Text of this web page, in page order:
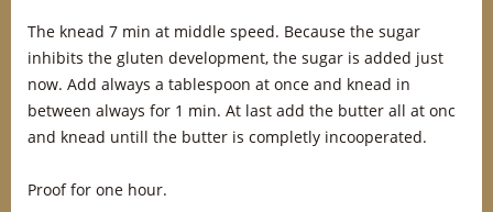
The knead 7 min at middle speed. Because the sugar
inhibits the gluten development, the sugar is added just
now. Add always a tablespoon at once and knead in
between always for 1 min. At last add the butter all at onc
and knead untill the butter is completly incooperated.
Proof for one hour.